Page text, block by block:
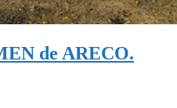
de ARECO.